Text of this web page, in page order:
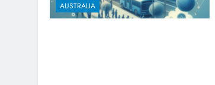
AUSTRALIA